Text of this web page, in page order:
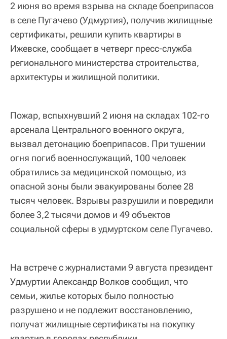
2 июня во время взрыва на складе боеприпасов
в селе Пугачево (Удмуртия), получив жилищные
сертификаты, решили купить квартиры в
Ижевске, сообщает в четверг пресс-служба
регионального министерства строительства,
архитектуры и жилищной политики.
Пожар, вспыхнувший 2 июня на складах 102-го
арсенала Центрального военного округа,
вызвал детонацию боеприпасов. При тушении
огня погиб военнослужащий, 100 человек
обратились за медицинской помощью, из
опасной зоны были эвакуированы более 28
тысяч человек. Взрывы разрушили и повредили
более 3,2 тысячи домов и 49 объектов
социальной сферы в удмуртском селе Пугачево.
На встрече с журналистами 9 августа президент
Удмуртии Александр Волков сообщил, что
семьи, жилье которых было полностью
разрушено и не подлежит восстановлению,
получат жилищные сертификаты на покупку